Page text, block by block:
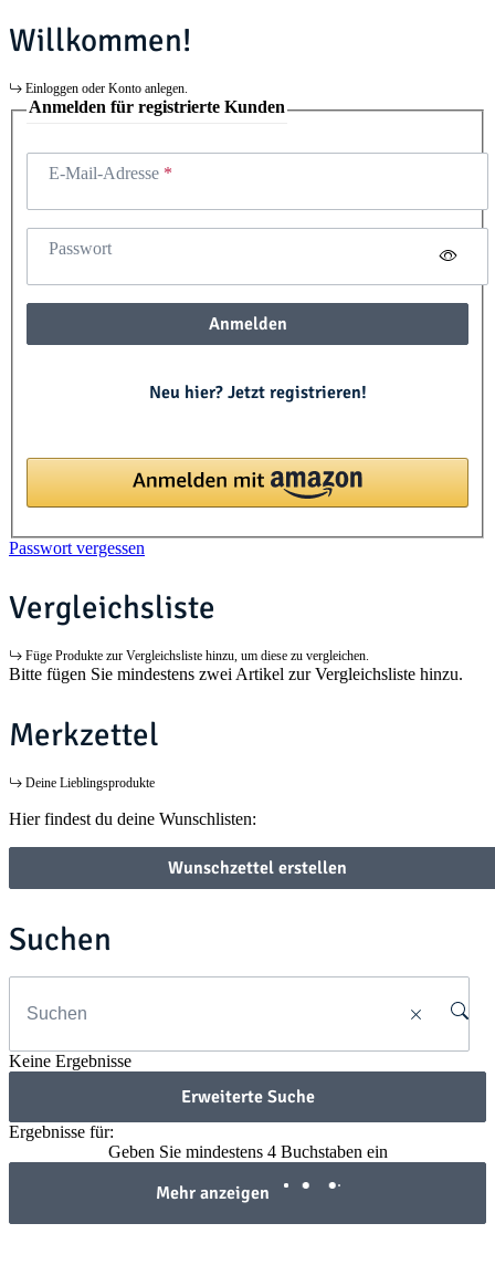
Willkommen!
Einloggen oder Konto anlegen.
Anmelden für registrierte Kunden
E-Mail-Adresse
Passwort
Anmelden
Neu hier? Jetzt registrieren!
Passwort vergessen
Vergleichsliste
Füge Produkte zur Vergleichsliste hinzu, um diese zu vergleichen.
Bitte fügen Sie mindestens zwei Artikel zur Vergleichsliste hinzu.
Merkzettel
Deine Lieblingsprodukte
Hier findest du deine Wunschlisten:
Wunschzettel erstellen
Suchen
Keine Ergebnisse
Erweiterte Suche
Ergebnisse für:
Geben Sie mindestens 4 Buchstaben ein
Mehr anzeigen